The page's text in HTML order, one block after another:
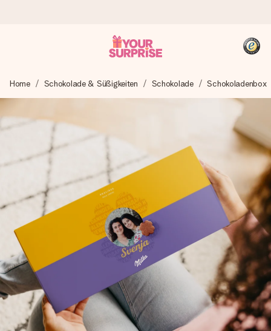
Wir bereiten dein Geschenk sorgfältig vor und schicken es
blitzschnell – damit du es genau zum richtigen Zeitpunkt
4,8 (basierend auf +15.000 Bewertungen)
Unsere Geschenke begeistern. Kunden bewerten uns mit
4,8 bei Google Reviews (Gesamtergebnis aller Länder, in
die wir versenden).
+49 39292 929695
Montag - Freitag : 8:30 - 17:00 Uhr
Samstag - Sonntag : 8:30 - 13:00 Uhr
Home Schokolade & Süßigkeiten Schokolade Schokoladenbox